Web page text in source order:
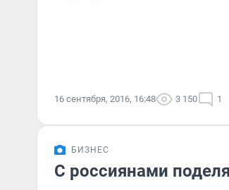
16 сентября, 2016, 16:48 3 150 1
БИЗНЕС
С россиянами